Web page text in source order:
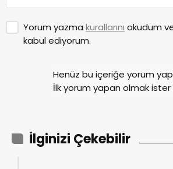
Yorum yazma kurallarını okudum
kabul ediyorum.
Henüz bu içeriğe yorum
İlk yorum yapan olmak ister
İlginizi Çekebilir